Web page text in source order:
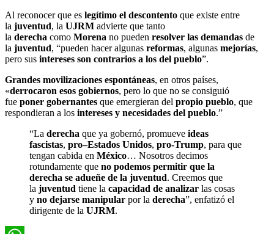
Al reconocer que es legítimo el descontento que existe entre
la juventud, la UJRM advierte que tanto
la derecha como Morena no pueden resolver las demandas de
la juventud, “pueden hacer algunas reformas, algunas mejorías,
pero sus intereses son contrarios a los del pueblo”.
Grandes movilizaciones espontáneas, en otros países,
«derrocaron esos gobiernos, pero lo que no se consiguió
fue poner gobernantes que emergieran del propio pueblo, que
respondieran a los intereses y necesidades del pueblo.”
“La derecha que ya gobernó, promueve ideas
fascistas, pro–Estados Unidos, pro-Trump, para que
tengan cabida en México… Nosotros decimos
rotundamente que no podemos permitir que la
derecha se adueñe de la juventud. Creemos que
la juventud tiene la capacidad de analizar las cosas
y no dejarse manipular por la derecha”, enfatizó el
dirigente de la UJRM.